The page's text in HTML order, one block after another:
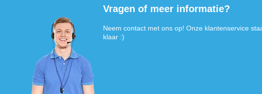
Vragen of meer informatie?
Neem contact met ons op! Onze klantenservice
klaar :)